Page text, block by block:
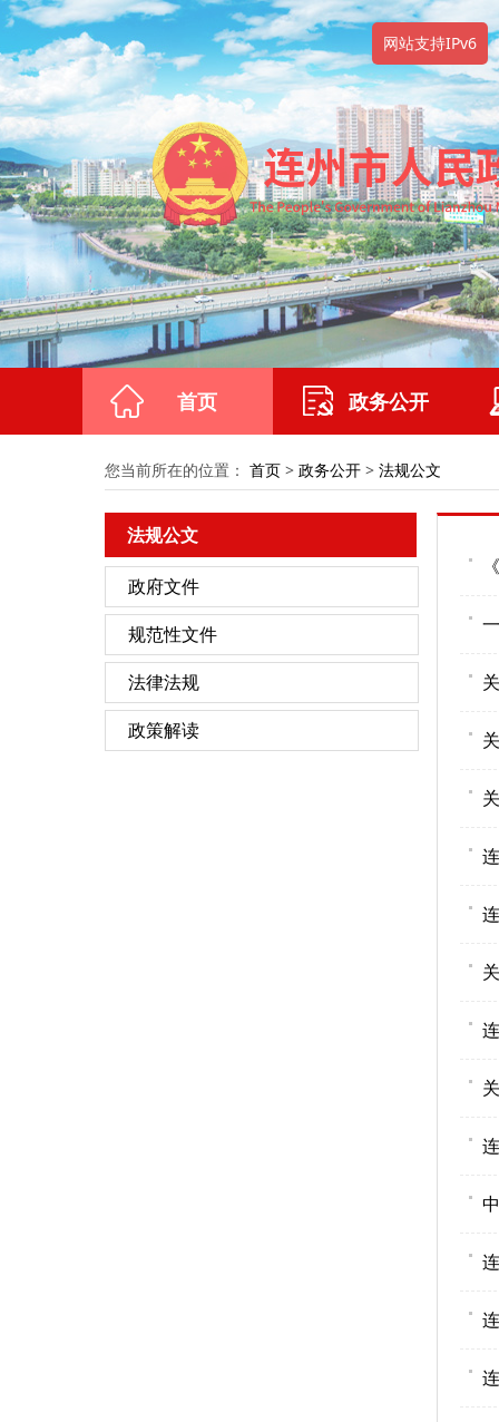
网站支持IPv6
首页 政务公开
您当前所在的位置： 首页 > 政务公开 > 法规公文
法规公文
政府文件
规范性文件
法律法规
政策解读